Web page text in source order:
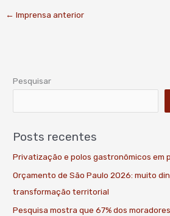
← Imprensa anterior
Pesquisar
Posts recentes
Privatização e polos gastronômicos em
Orçamento de São Paulo 2026: muito
transformação territorial
Pesquisa mostra que 67% dos